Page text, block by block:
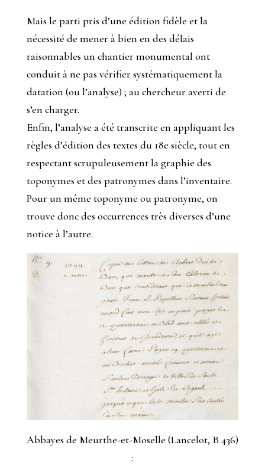
Mais le parti pris d’une édition fidèle et la
nécessité de mener à bien en des délais
raisonnables un chantier monumental ont
conduit à ne pas vérifier systématiquement la
datation (ou l’analyse) ; au chercheur averti de
s’en charger.
Enfin, l’analyse a été transcrite en appliquant les
règles d’édition des textes du 18e siècle, tout en
respectant scrupuleusement la graphie des
toponymes et des patronymes dans l’inventaire.
Pour un même toponyme ou patronyme, on
trouve donc des occurrences très diverses d’une
notice à l’autre.
Abbayes de Meurthe-et-Moselle (Lancelot, B 436)
: